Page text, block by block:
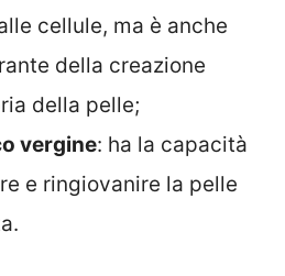
cellule, ma è anche
della creazione
della pelle;
vergine: ha la capacità
e ringiovanire la pelle